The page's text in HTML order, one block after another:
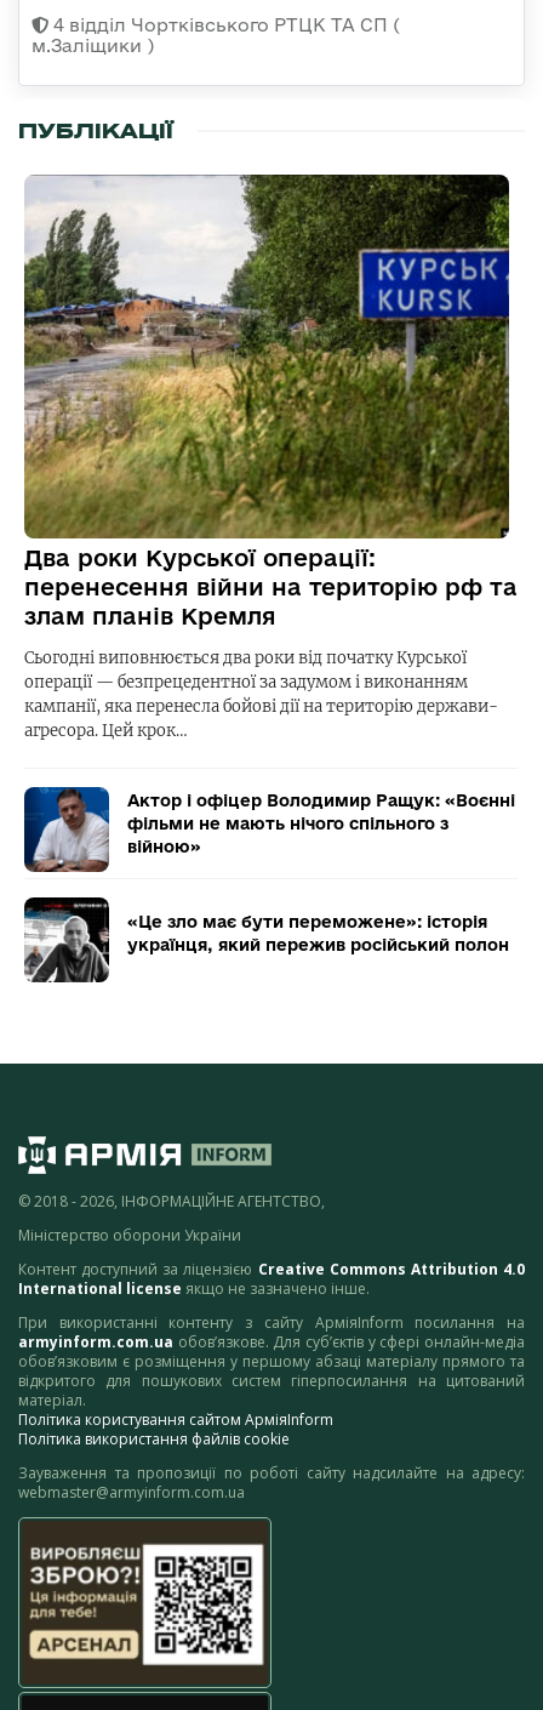
4 відділ Чортківського РТЦК ТА СП (
м.Заліщики )
ПУБЛІКАЦІЇ
Два роки Курської операції:
перенесення війни на територію рф та
злам планів Кремля
Сьогодні виповнюється два роки від початку Курської
операції — безпрецедентної за задумом і виконанням
кампанії, яка перенесла бойові дії на територію держави-
агресора. Цей крок…
Актор і офіцер Володимир Ращук: «Воєнні
фільми не мають нічого спільного з
війною»
«Це зло має бути переможене»: історія
українця, який пережив російський полон
© 2018 - 2026, ІНФОРМАЦІЙНЕ АГЕНТСТВО,
Міністерство оборони України
Контент доступний за ліцензією Creative Commons Attribution 4.0
International license якщо не зазначено інше.
При використанні контенту з сайту АрміяInform посилання на
armyinform.com.ua обов’язкове. Для суб’єктів у сфері онлайн-медіа
обов’язковим є розміщення у першому абзаці матеріалу прямого та
відкритого для пошукових систем гіперпосилання на цитований
матеріал.
Політика користування сайтом АрміяInform
Політика використання файлів cookie
Зауваження та пропозиції по роботі сайту надсилайте на адресу:
webmaster@armyinform.com.ua